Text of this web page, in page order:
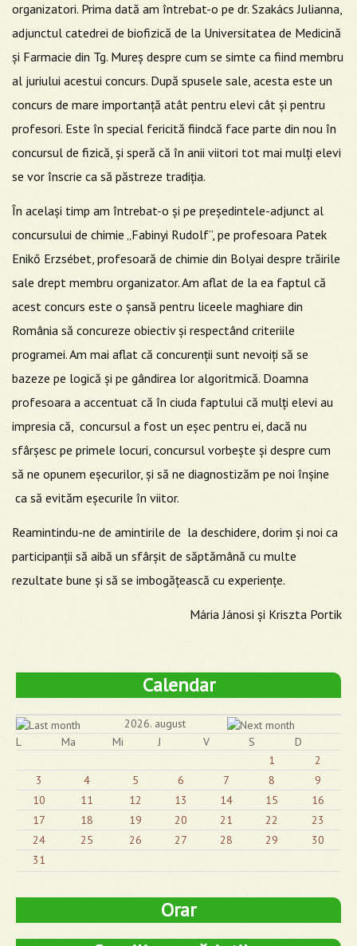
organizatori. Prima dată am întrebat-o pe dr. Szakács Julianna,
adjunctul catedrei de biofizică de la Universitatea de Medicină
și Farmacie din Tg. Mureș despre cum se simte ca fiind membru
al juriului acestui concurs. După spusele sale, acesta este un
concurs de mare importanță atât pentru elevi cât și pentru
profesori. Este în special fericită fiindcă face parte din nou în
concursul de fizică, și speră că în anii viitori tot mai mulți elevi
se vor înscrie ca să păstreze tradiția.
În același timp am întrebat-o și pe președintele-adjunct al
concursului de chimie „Fabinyi Rudolf”, pe profesoara Patek
Enikő Erzsébet, profesoară de chimie din Bolyai despre trăirile
sale drept membru organizator. Am aflat de la ea faptul că
acest concurs este o șansă pentru liceele maghiare din
România să concureze obiectiv și respectând criteriile
programei. Am mai aflat că concurenții sunt nevoiți să se
bazeze pe logică și pe gândirea lor algoritmică. Doamna
profesoara a accentuat că în ciuda faptului că mulți elevi au
impresia că, concursul a fost un eșec pentru ei, dacă nu
sfârșesc pe primele locuri, concursul vorbește și despre cum
să ne opunem eșecurilor, și să ne diagnostizăm pe noi înșine
ca să evităm eșecurile în viitor.
Reamintindu-ne de amintirile de la deschidere, dorim și noi ca
participanții să aibă un sfârșit de săptămână cu multe
rezultate bune și să se imbogățească cu experiențe.
Mária Jánosi și Kriszta Portik
Calendar
2026. august
L
Ma Mi J V S
D
1
2
3
4 5 6 7 8
9
10
11 12 13 14 15
16
17
18 19 20 21 22
23
24
25 26 27 28 29
30
31
Orar